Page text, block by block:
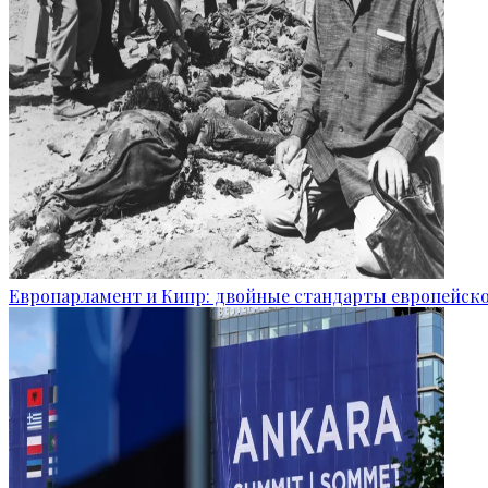
Европарламент и Кипр: двойные стандарты